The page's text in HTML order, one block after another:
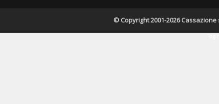
© Copyright 2001-2026 Cassazione